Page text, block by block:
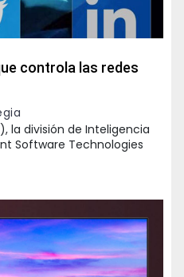
controla las redes
la división de Inteligencia
Software Technologies